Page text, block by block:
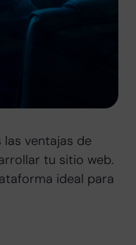
ventajas de
tu sitio web.
ideal para